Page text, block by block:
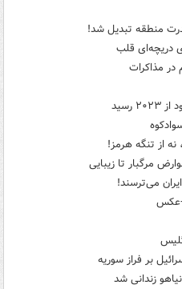
منطقه تبدیل شد!
دریچه‌ای قلب
در مذاکرات
از تنگه هرمز!
مرگبار تا زیبایی
می‌ترسند!
بر فراز سوریه
زندانی شد